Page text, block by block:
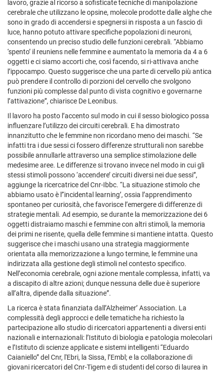
lavoro, grazie al ricorso a sofisticate tecniche di manipolazione
cerebrale che utilizzano le opsine, molecole prodotte dalle alghe che
sono in grado di accendersi e spegnersi in risposta a un fascio di
luce, hanno potuto attivare specifiche popolazioni di neuroni,
consentendo un preciso studio delle funzioni cerebrali. “Abbiamo
‘spento’ il reuniens nelle femmine e aumentato la memoria da 4 a 6
oggetti e ci siamo accorti che, così facendo, si ri-attivava anche
l’ippocampo. Questo suggerisce che una parte di cervello più antica
può prendere il controllo di porzioni del cervello che svolgono
funzioni più complesse dal punto di vista cognitivo e governarne
l’attivazione”, chiarisce De Leonibus.
Il lavoro ha posto l’accento sul modo in cui il sesso biologico possa
influenzare l’utilizzo dei circuiti cerebrali. E ha dimostrato
innanzitutto che le femmine non ricordano meno dei maschi. “Se
infatti tra i due sessi ci fossero differenze strutturali non sarebbe
possibile annullarle attraverso una semplice stimolazione delle
medesime aree. Le differenze si trovano invece nel modo in cui gli
stessi stimoli possono ‘accendere’ circuiti diversi nei due sessi”,
aggiunge la ricercatrice del Cnr-Ibbc. “La situazione stimolo che
abbiamo usato è l’‘incidental learning’, ossia l’apprendimento
spontaneo per curiosità, che favorisce l’emergere di differenze di
strategie mentali. Ad esempio, se durante la memorizzazione dei 6
oggetti distraiamo maschi e femmine con altri stimoli, la memoria
dei primi ne risente, quella delle femmine si mantiene intatta. Questo
suggerisce che i maschi usano una strategia maggiormente
orientata alla memorizzazione a lungo termine, le femmine una
indirizzata alla gestione degli stimoli nel contesto specifico.
Nell’economia cerebrale, ogni azione mentale complessa, infatti, va
a discapito di altre azioni; dunque nessuna delle due è superiore
all’altra, dipende dalla situazione”.
La ricerca è stata finanziata dall’Alzheimer’ Association. La
complessità degli approcci e delle tematiche ha richiesto la
partecipazione allo studio di ricercatori appartenenti a diversi enti
nazionali e internazionali: l’Istituto di biologia e patologia molecolari
e l’Istituto di scienze applicate e sistemi intelligenti “Eduardo
Caianiello” del Cnr, l'Ebri, la Sissa, l’Embl; e la collaborazione di
giovani ricercatori del Cnr-Tigem e di studenti del corso di laurea in